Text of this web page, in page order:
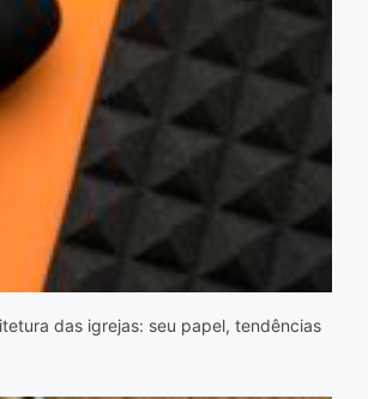
das igrejas: seu papel, tendências